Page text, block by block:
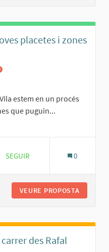
placetes i zones
estem en un procés
que puguin...
Zones verdes
8 SEGUIDORES
SEGUIR 0
VEURE PROPOSTA
des Rafal